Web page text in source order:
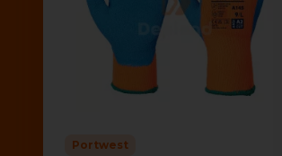
Portwest